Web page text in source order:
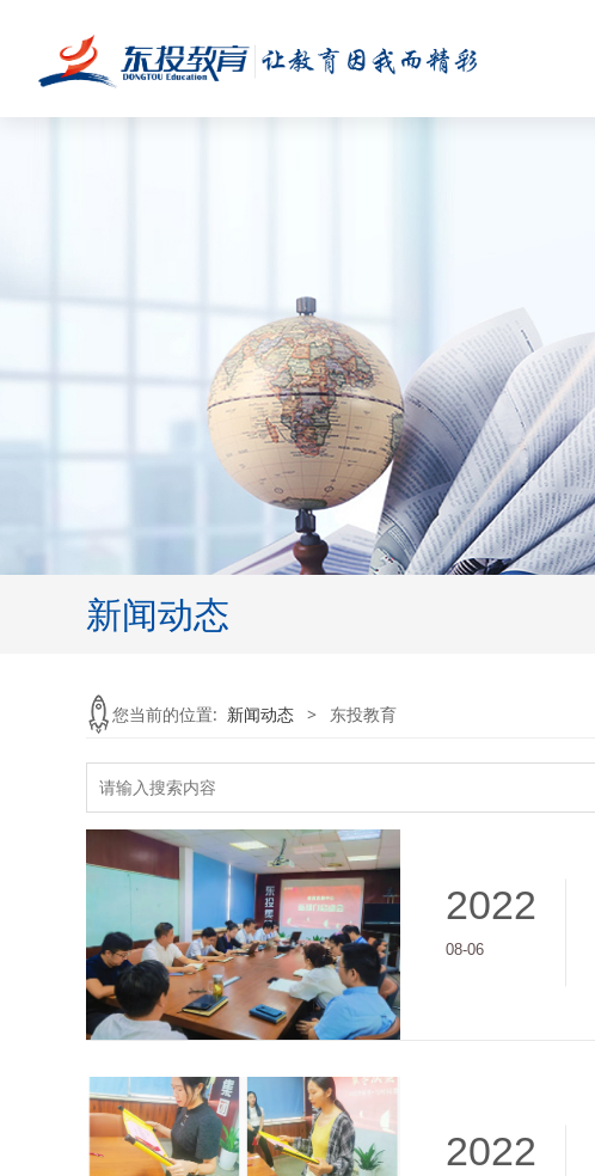
新闻动态
您当前的位置: 新闻动态 > 东投教育
2022
08-06
2022